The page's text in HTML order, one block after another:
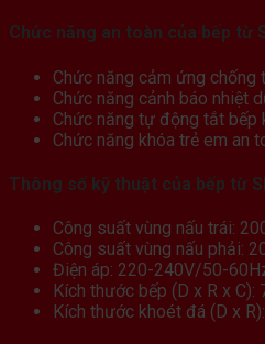
Chức năng an toàn của bếp từ
Chức năng cảm ứng chống
Chức năng cảnh báo nhiệt
Chức năng tự động tắt bếp
Chức năng khóa trẻ em an
Thông số kỹ thuật của bếp từ
Công suất vùng nấu trái:
Công suất vùng nấu phải:
Điện áp: 220-240V/50-
Kích thước bếp (D x R x
Kích thước khoét đá (D x